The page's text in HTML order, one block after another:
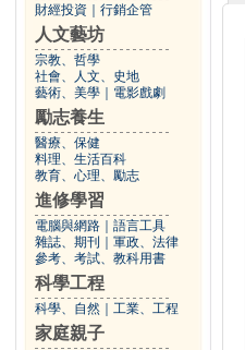
財經投資 行銷企管
人文藝坊
宗教、哲學
社會、人文、史地
藝術、美學
電影戲劇
勵志養生
醫療、保健
料理、生活百科
教育、心理、勵志
進修學習
電腦與網路
語言工具
雜誌、期刊
軍政、法律
參考、考試、教科用書
科學工程
科學、自然 工業、工程
家庭親子